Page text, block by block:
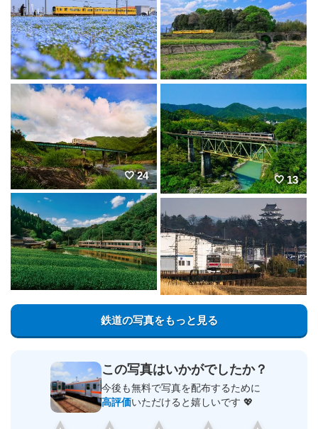
24 13
鉄道の写真をもっと見る
この写真はいかがでしたか？
今後も無料で写真を配布するために
高評価いただけると嬉しいです 💖